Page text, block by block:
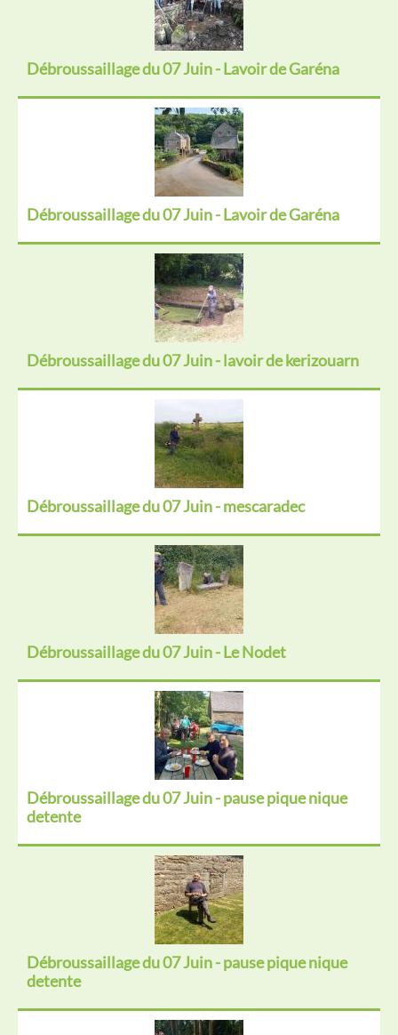
Débroussaillage du 07 Juin - Lavoir de Garéna
Débroussaillage du 07 Juin - Lavoir de Garéna
Débroussaillage du 07 Juin - lavoir de kerizouarn
Débroussaillage du 07 Juin - mescaradec
Débroussaillage du 07 Juin - Le Nodet
Débroussaillage du 07 Juin - pause pique nique
detente
Débroussaillage du 07 Juin - pause pique nique
detente